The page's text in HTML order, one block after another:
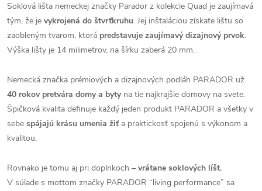
Soklová lišta nemeckej značky Parador z kolekcie Quad je zaujímavá
tým, že je vykrojená do štvrťkruhu. Jej inštaláciou získate lištu so
zaobleným tvarom, ktorá predstavuje zaujímavý dizajnový prvok.
Výška lišty je 14 milimetrov, na šírku zaberá 20 mm.
Nemecká značka prémiových a dizajnových podláh PARADOR už
40 rokov pretvára domy a byty na tie najkrajšie domovy na svete.
Špičková kvalita definuje každý jeden produkt PARADOR a všetky v
sebe spájajú krásu umenia žiť a praktickosť spojenú s výkonom a
kvalitou.
Rovnako je tomu aj pri doplnkoch – vrátane soklových líšt.
V súlade s mottom značky PARADOR “living performance” sa